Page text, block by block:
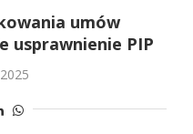
umów
usprawnienie PIP